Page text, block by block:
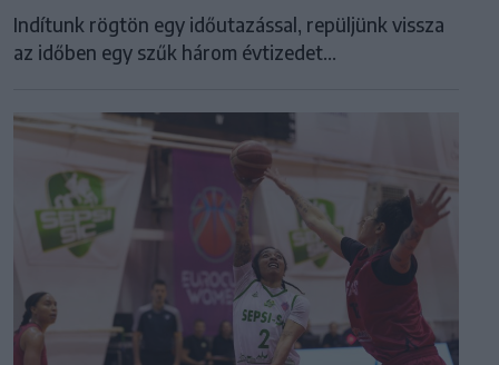
Indítunk rögtön egy időutazással, repüljünk vissza
az időben egy szűk három évtizedet...